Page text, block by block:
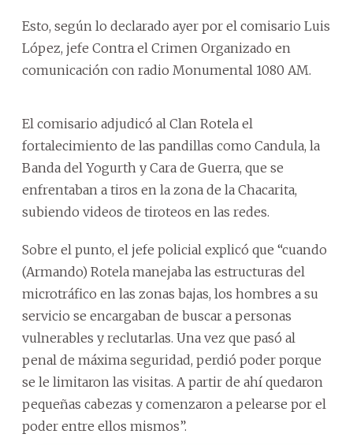
Esto, según lo declarado ayer por el comisario Luis
López, jefe Contra el Crimen Organizado en
comunicación con radio Monumental 1080 AM.
El comisario adjudicó al Clan Rotela el
fortalecimiento de las pandillas como Candula, la
Banda del Yogurth y Cara de Guerra, que se
enfrentaban a tiros en la zona de la Chacarita,
subiendo videos de tiroteos en las redes.
Sobre el punto, el jefe policial explicó que “cuando
(Armando) Rotela manejaba las estructuras del
microtráfico en las zonas bajas, los hombres a su
servicio se encargaban de buscar a personas
vulnerables y reclutarlas. Una vez que pasó al
penal de máxima seguridad, perdió poder porque
se le limitaron las visitas. A partir de ahí quedaron
pequeñas cabezas y comenzaron a pelearse por el
poder entre ellos mismos”.